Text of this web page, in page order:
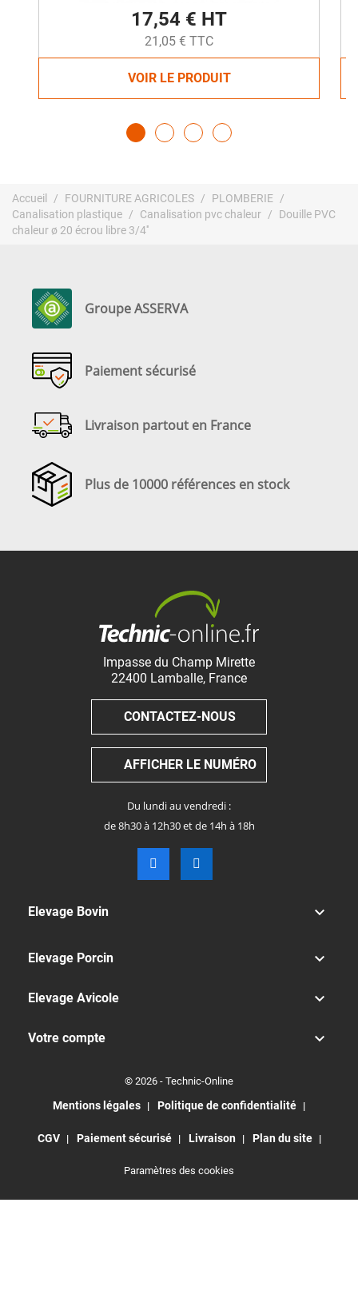
17,54 € HT
21,05 € TTC
VOIR LE PRODUIT
Accueil FOURNITURE AGRICOLES
PLOMBERIE
Canalisation plastique
Canalisation pvc chaleur
Douille PVC
chaleur ø 20 écrou libre 3/4''
Groupe ASSERVA
Paiement sécurisé
Livraison partout en France
Plus de 10000 références en stock
Impasse du Champ Mirette
22400 Lamballe, France
CONTACTEZ-NOUS
AFFICHER LE NUMÉRO
Du lundi au vendredi :
de 8h30 à 12h30 et de 14h à 18h
Elevage Bovin 
Elevage Porcin 
Elevage Avicole 
Votre compte 
© 2026 - Technic-Online
Mentions légales Politique de confidentialité
CGV Paiement sécurisé Livraison Plan du site
Paramètres des cookies